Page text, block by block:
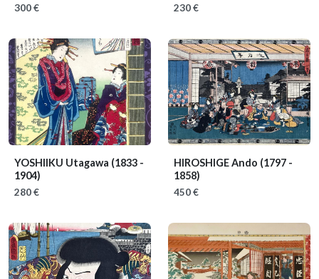
300 € 230 €
YOSHIIKU Utagawa (1833 -
1904)
280 €
HIROSHIGE Ando (1797 -
1858)
450 €